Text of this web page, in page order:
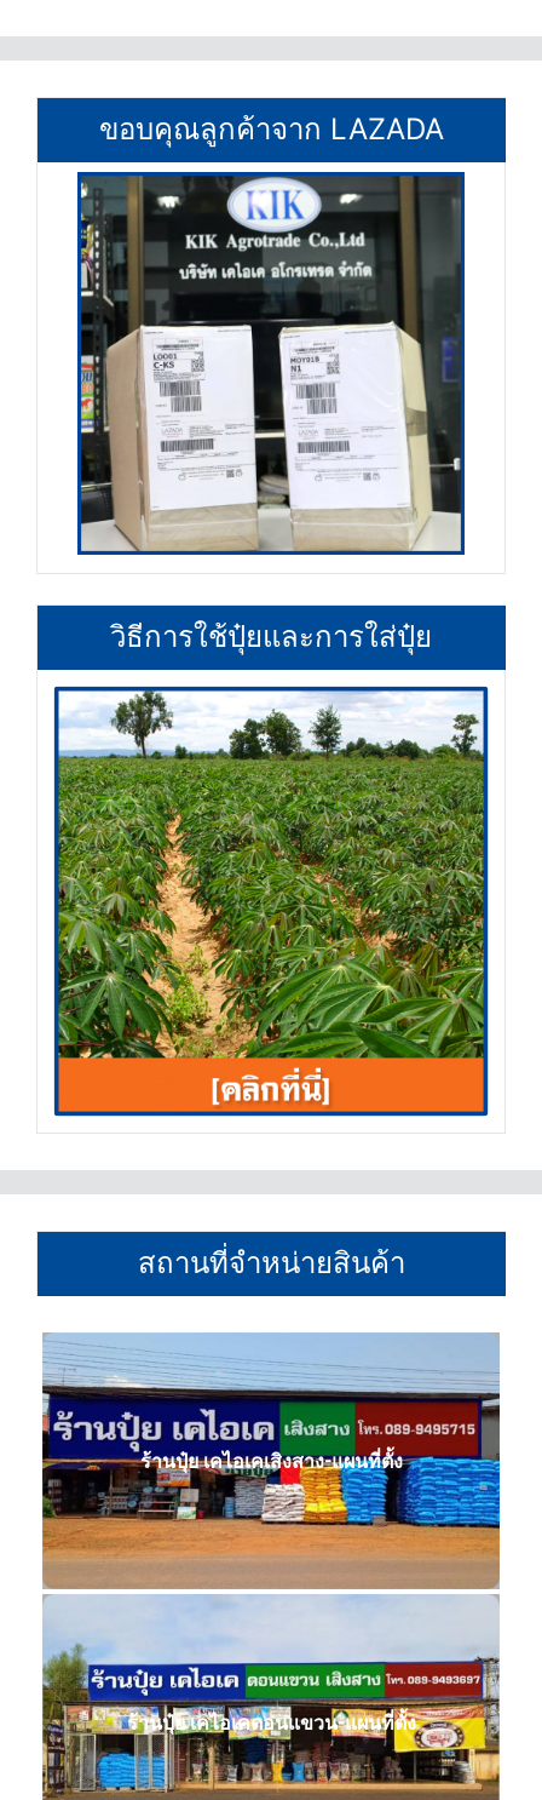
ขอบคุณลูกค้าจาก LAZADA
วิธีการใช้ปุ๋ยและการใส่ปุ๋ย
สถานที่จำหน่ายสินค้า
ร้านปุ๋ย เคไอเคเสิงสาง-แผนที่ตั้ง
ร้านปุ๋ย เคไอเคดอนแขวน-แผนที่ตั้ง